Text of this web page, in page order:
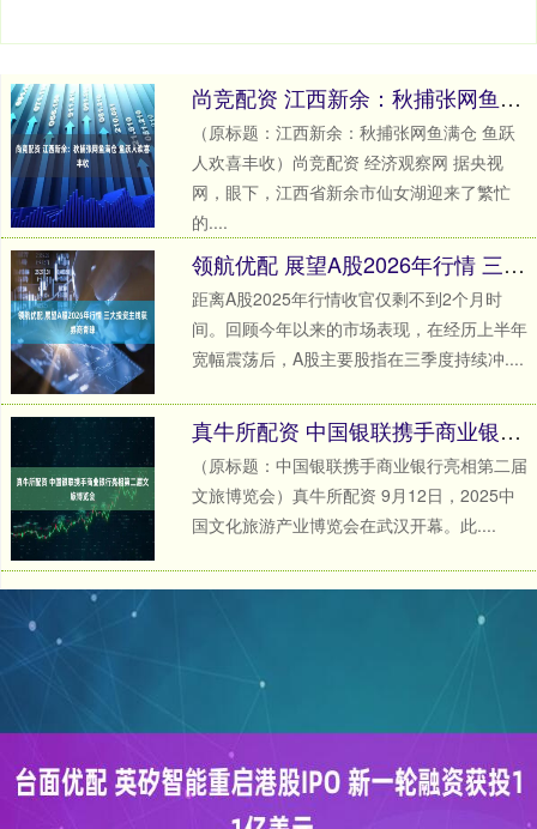
尚竞配资 江西新余：秋捕张网鱼满仓 鱼跃人欢喜丰收
（原标题：江西新余：秋捕张网鱼满仓 鱼跃
人欢喜丰收）尚竞配资 经济观察网 据央视
网，眼下，江西省新余市仙女湖迎来了繁忙
的....
领航优配 展望A股2026年行情 三大投资主线获券商青睐
距离A股2025年行情收官仅剩不到2个月时
间。回顾今年以来的市场表现，在经历上半年
宽幅震荡后，A股主要股指在三季度持续冲....
真牛所配资 中国银联携手商业银行亮相第二届文旅博览会
（原标题：中国银联携手商业银行亮相第二届
文旅博览会）真牛所配资 9月12日，2025中
国文化旅游产业博览会在武汉开幕。此....